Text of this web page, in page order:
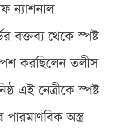
ন্যাশনাল
বক্তব্য থেকে স্পষ্ট
করছিলেন তলীস
এই নেত্রীকে স্পষ্ট
অস্ত্র